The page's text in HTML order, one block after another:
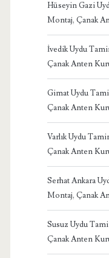
Hüseyin Gazi
Montaj, Çanak
İvedik Uydu
Çanak Anten
Gimat Uydu
Çanak Anten
Varlık Uydu
Çanak Anten
Serhat Ankara
Montaj, Çanak
Susuz Uydu
Çanak Anten